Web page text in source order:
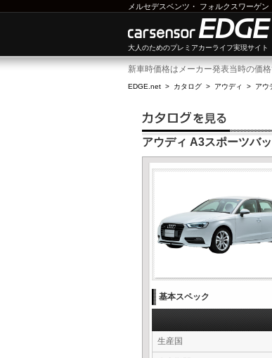
メルセデスベンツ ・ フォルクスワーゲン
大人のためのプレミアカーライフ実現サイ
新車時価格はメーカー発表当時の価
EDGE.net > カタログ > アウディ > アウ
アウディ A3スポーツバ
基本スペック
生産国